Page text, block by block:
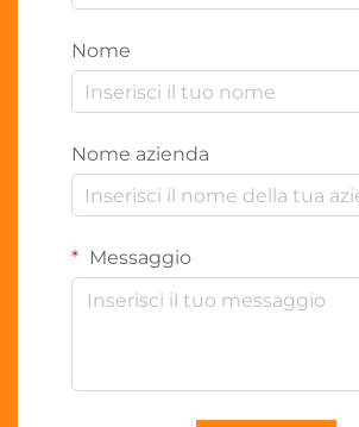
Nome
Nome azienda
Messaggio